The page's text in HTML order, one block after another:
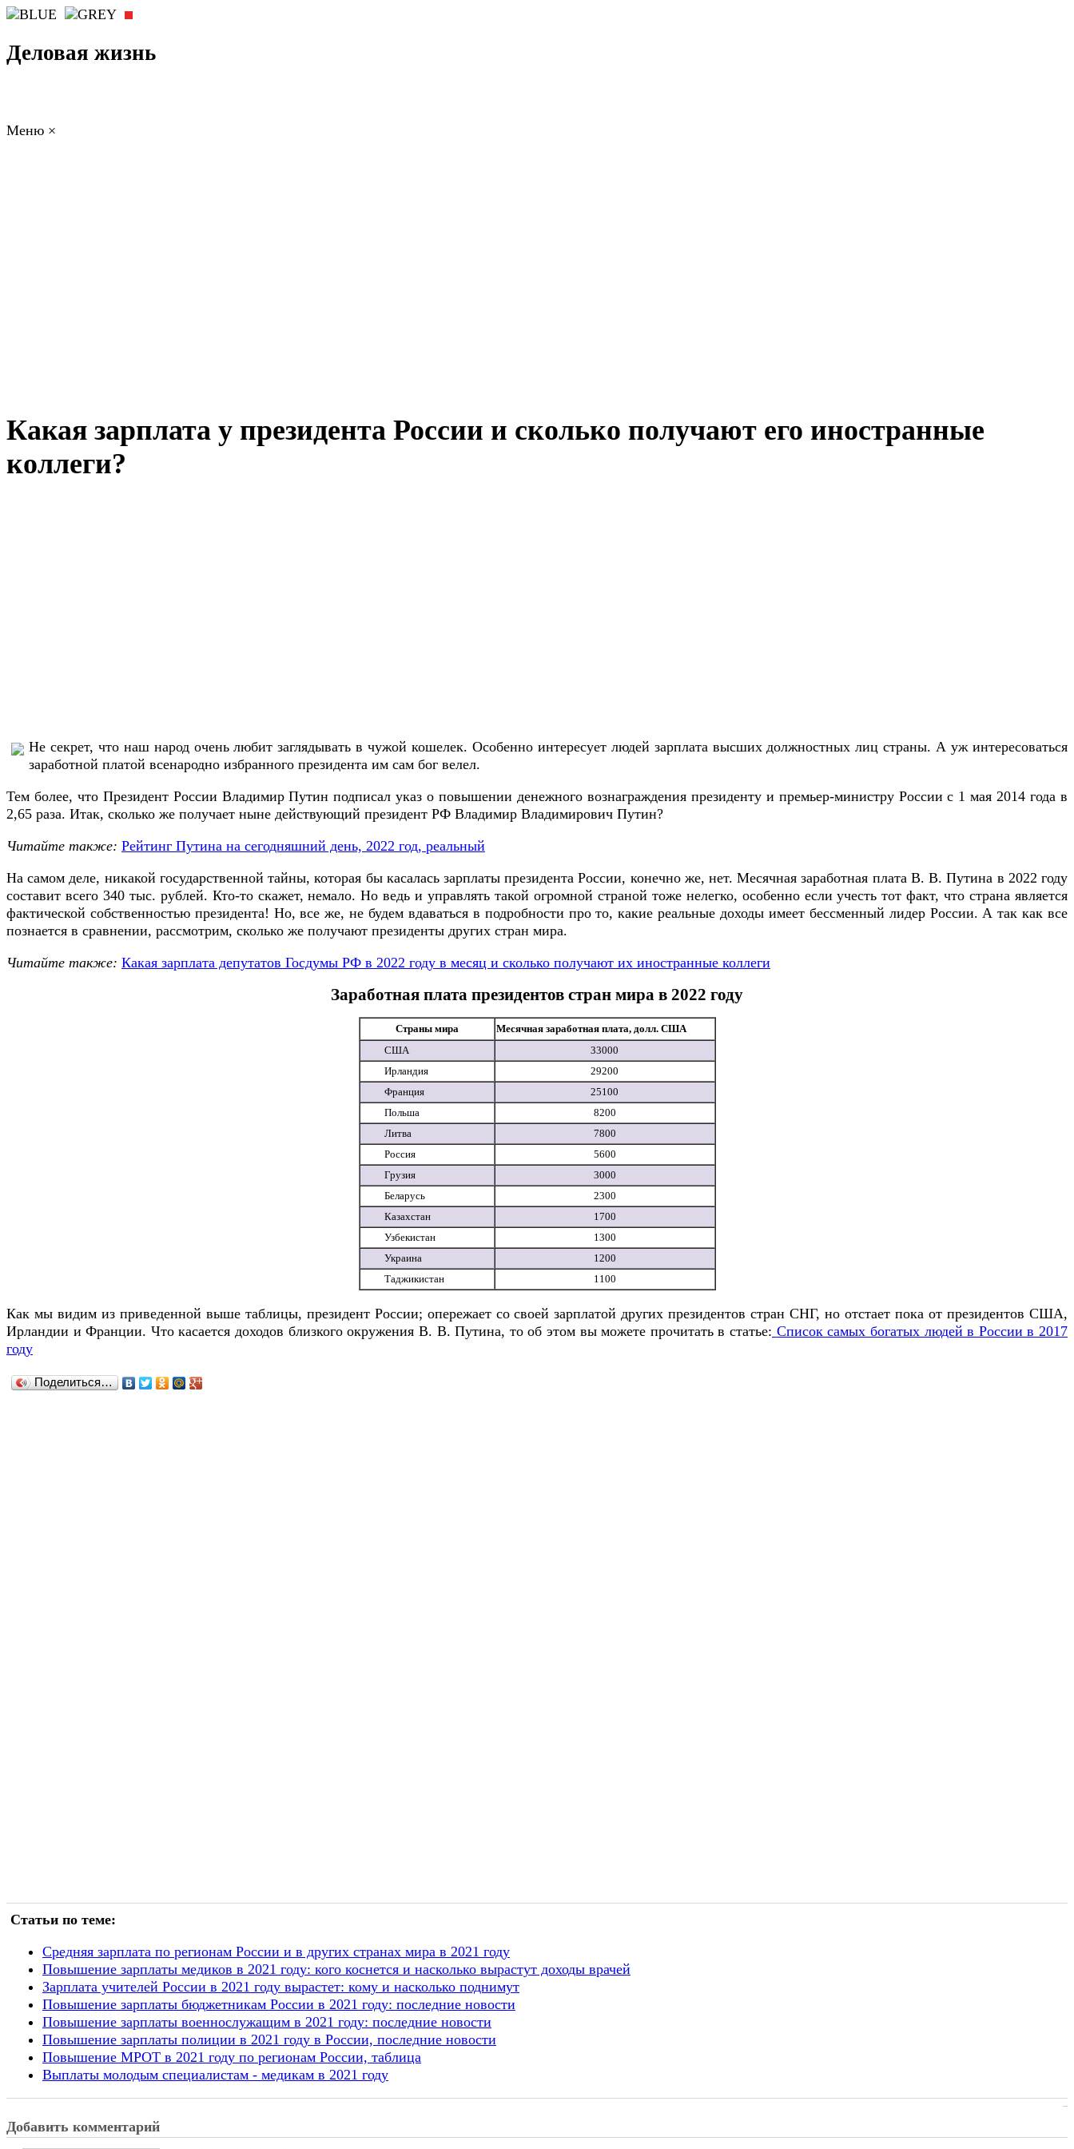
Деловая жизнь
Меню ×
Какая зарплата у президента России и сколько получают его иностранные
коллеги?
Не секрет, что наш народ очень любит заглядывать в чужой кошелек. Особенно интересует людей зарплата высших должностных лиц страны. А уж интересоваться
заработной платой всенародно избранного президента им сам бог велел.
Тем более, что Президент России Владимир Путин подписал указ о повышении денежного вознаграждения президенту и премьер-министру России с 1 мая 2014 года в
2,65 раза. Итак, сколько же получает ныне действующий президент РФ Владимир Владимирович Путин?
Читайте также: Рейтинг Путина на сегодняшний день, 2022 год, реальный
На самом деле, никакой государственной тайны, которая бы касалась зарплаты президента России, конечно же, нет. Месячная заработная плата В. В. Путина в 2022 году
составит всего 340 тыс. рублей. Кто-то скажет, немало. Но ведь и управлять такой огромной страной тоже нелегко, особенно если учесть тот факт, что страна является
фактической собственностью президента! Но, все же, не будем вдаваться в подробности про то, какие реальные доходы имеет бессменный лидер России. А так как все
познается в сравнении, рассмотрим, сколько же получают президенты других стран мира.
Читайте также: Какая зарплата депутатов Госдумы РФ в 2022 году в месяц и сколько получают их иностранные коллеги
Заработная плата президентов стран мира в 2022 году
Страны мира
Месячная заработная плата, долл. США
США
33000
Ирландия
29200
Франция
25100
Польша
8200
Литва
7800
Россия
5600
Грузия
3000
Беларусь
2300
Казахстан
1700
Узбекистан
1300
Украина
1200
Таджикистан
1100
Как мы видим из приведенной выше таблицы, президент России; опережает со своей зарплатой других президентов стран СНГ, но отстает пока от президентов США,
Ирландии и Франции. Что касается доходов близкого окружения В. В. Путина, то об этом вы можете прочитать в статье: Список самых богатых людей в России в 2017
году
Поделиться…
Статьи по теме:
Cредняя зарплата по регионам России и в других странах мира в 2021 году
Повышение зарплаты медиков в 2021 году: кого коснется и насколько вырастут доходы врачей
Зарплата учителей России в 2021 году вырастет: кому и насколько поднимут
Повышение зарплаты бюджетникам России в 2021 году: последние новости
Повышение зарплаты военнослужащим в 2021 году: последние новости
Повышение зарплаты полиции в 2021 году в России, последние новости
Повышение МРОТ в 2021 году по регионам России, таблица
Выплаты молодым специалистам - медикам в 2021 году
Добавить комментарий